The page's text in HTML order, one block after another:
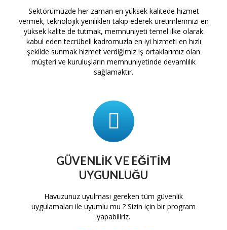
Sektörümüzde her zaman en yüksek kalitede hizmet
vermek, teknolojik yenilikleri takip ederek üretimlerimizi en
yüksek kalite de tutmak, memnuniyeti temel ilke olarak
kabul eden tecrübeli kadromuzla en iyi hizmeti en hızlı
şekilde sunmak hizmet verdiğimiz iş ortaklarımız olan
müşteri ve kuruluşların memnuniyetinde devamlılık
sağlamaktır.
GÜVENLIK VE EĞITIM
UYGUNLUĞU
Havuzunuz uyulması gereken tüm güvenlik
uygulamaları ile uyumlu mu ? Sizin için bir program
yapabiliriz.